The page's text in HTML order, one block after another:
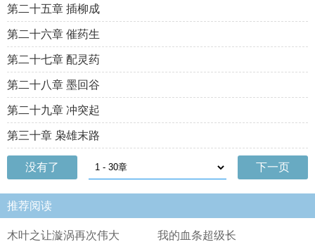
第二十五章 插柳成
第二十六章 催药生
第二十七章 配灵药
第二十八章 墨回谷
第二十九章 冲突起
第三十章 枭雄末路
没有了 下一页
推荐阅读
木叶之让漩涡再次伟大
我的血条超级长